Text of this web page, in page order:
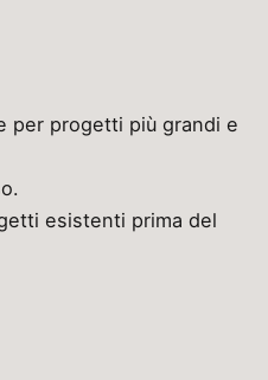
per progetti più grandi e
esistenti prima del